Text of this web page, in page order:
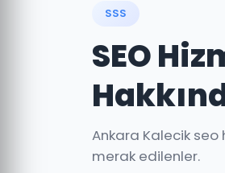
SSS
SEO
Ankara Kalecik seo
merak edilenler.